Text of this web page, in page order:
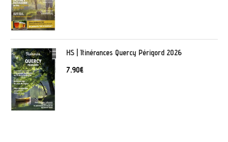
HS | Itinérances Quercy Périgord 2026
7,90€